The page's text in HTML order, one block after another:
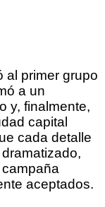
al primer grupo
a un
y, finalmente,
capital
cada detalle
aceptados.